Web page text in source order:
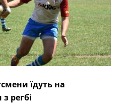
їдуть на
регбі